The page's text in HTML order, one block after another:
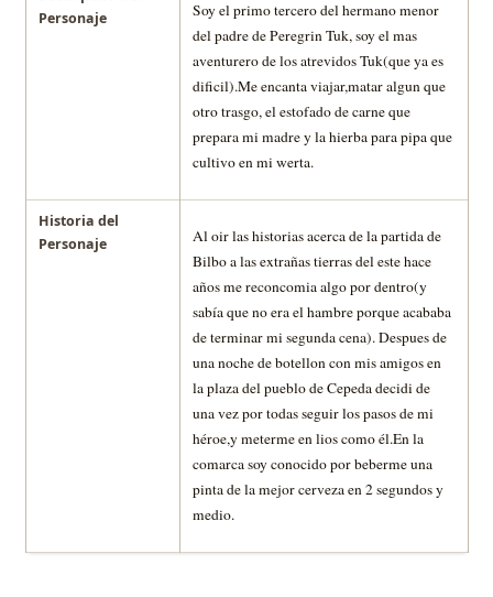
Personaje
Soy el primo tercero del hermano menor
del padre de Peregrin Tuk, soy el mas
aventurero de los atrevidos Tuk(que ya es
dificil).Me encanta viajar,matar algun que
otro trasgo, el estofado de carne que
prepara mi madre y la hierba para pipa que
cultivo en mi werta.
Historia del
Personaje
Al oir las historias acerca de la partida de
Bilbo a las extrañas tierras del este hace
años me reconcomia algo por dentro(y
sabía que no era el hambre porque acababa
de terminar mi segunda cena). Despues de
una noche de botellon con mis amigos en
la plaza del pueblo de Cepeda decidi de
una vez por todas seguir los pasos de mi
héroe,y meterme en lios como él.En la
comarca soy conocido por beberme una
pinta de la mejor cerveza en 2 segundos y
medio.